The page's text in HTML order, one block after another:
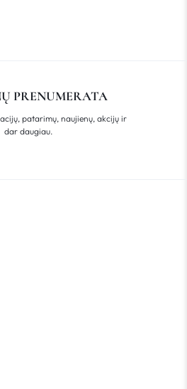
PRENUMERATA
patarimų, naujienų, akcijų ir
dar daugiau.